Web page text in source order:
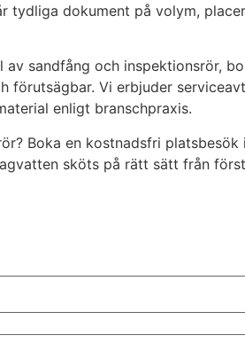
dokument på volym,
sandfång och inspektionsrör,
förutsägbar. Vi erbjuder
enligt branschpraxis.
Boka en kostnadsfri
sköts på rätt sätt från